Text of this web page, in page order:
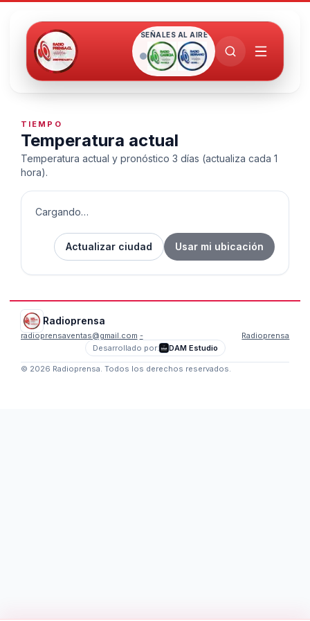
SEÑALES AL AIRE
TIEMPO
Temperatura actual
Temperatura actual y pronóstico 3 días (actualiza cada 1
hora).
Cargando…
Actualizar ciudad Usar mi ubicación
Radioprensa
radioprensaventas@gmail.com·-
Radioprensa
Desarrollado por:
DAM Estudio
© 2026 Radioprensa. Todos los derechos reservados.